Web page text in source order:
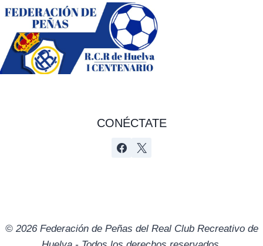
CONÉCTATE
© 2026 Federación de Peñas del Real Club Recreativo de